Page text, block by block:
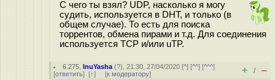
С чего ты взял? UDP, насколько я могу
судить, используется в DHT, и только (в
общем случае). То есть для поиска
торрентов, обмена пирами и т.д. Для соединения
используется TCP и/или uTP.
6.275 ,InuYasha (?), 21:30, 27/04/2020 [^] [^^] [^^^]
[ответить] [↑] [к модератору] + / –